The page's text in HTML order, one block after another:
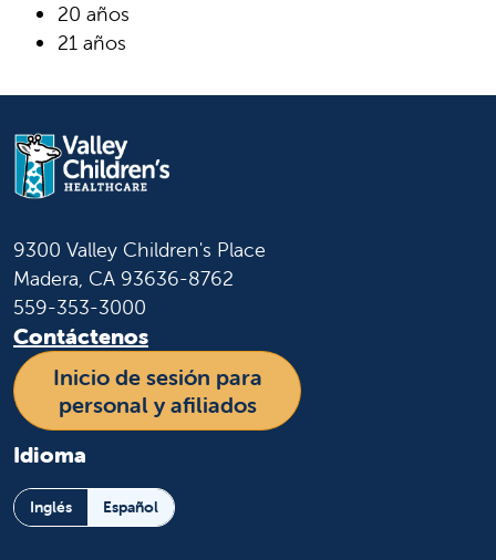
20 años
21 años
9300 Valley Children's Place
Madera, CA 93636-8762
559-353-3000
Contáctenos
Inicio de sesión para
personal y afiliados
Idioma
Inglés Español